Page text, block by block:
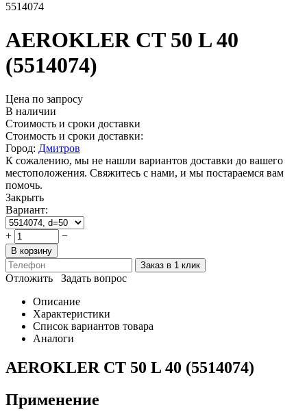
5514074
AEROKLER CT 50 L 40
(5514074)
Цена по запросу
В наличии
Стоимость и сроки доставки
Стоимость и сроки доставки:
Город: Дмитров
К сожалению, мы не нашли вариантов доставки до вашего
местоположения. Свяжитесь с нами, и мы постараемся вам
помочь.
Закрыть
Вариант:
+ −
В корзину
Заказ в 1 клик
Отложить
Задать вопрос
Описание
Характеристики
Список вариантов товара
Аналоги
AEROKLER CT 50 L 40 (5514074)
Применение